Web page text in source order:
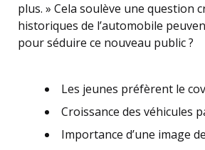
plus. » Cela soulève une question
historiques de l’automobile
pour séduire ce nouveau public ?
Les jeunes préfèrent le
Croissance des véhicules
Importance d’une image